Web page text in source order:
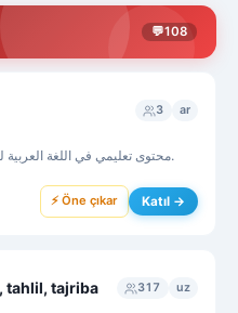
💬108
3 ar
محتوى تعليمي في اللغة العربية للمراجعة والتدريب وتبادل المواد المفيدة.
⚡ Öne çıkar Katıl →
tahlil, tajriba 317 uz